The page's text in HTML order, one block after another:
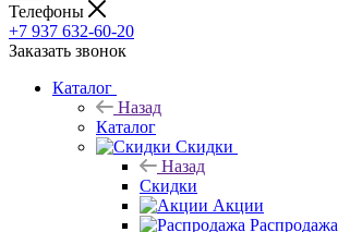
Телефоны
+7 937 632-60-20
Заказать звонок
Каталог
Назад
Каталог
Скидки
Назад
Скидки
Акции
Распродажа